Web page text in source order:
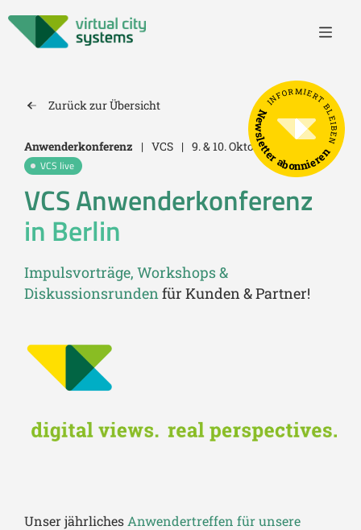
Zurück zur Übersicht
Anwenderkonferenz | VCS | 9. & 10. Oktober, 2024
VCS live
VCS Anwenderkonferenz
in Berlin
Impulsvorträge, Workshops &
Diskussionsrundenfür Kunden & Partner!
Unser jährliches Anwendertreffen für unsere
INFORMIERT BLEIBEN
Newsletter abonnieren